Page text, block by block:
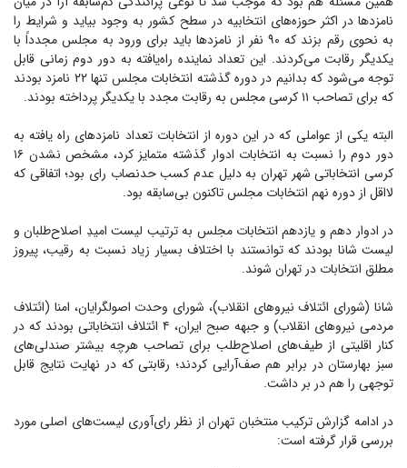
نامزد‌ها در اکثر حوزه‌های انتخابیه در سطح کشور به وجود بیاید و شرایط را
به نحوی رقم بزند که ۹۰ نفر از نامزد‌ها باید برای ورود به مجلس مجدداً با
یکدیگر رقابت می‌کردند. این تعداد نماینده راه‌یافته به دور دوم زمانی قابل
توجه می‌شود که بدانیم در دوره گذشته انتخابات مجلس تنها ۲۲ نامزد بودند
که برای تصاحب ۱۱ کرسی مجلس به رقابت مجدد با یکدیگر پرداخته بودند.
البته یکی از عواملی که در این دوره از انتخابات تعداد نامزد‌های راه یافته به
دور دوم را نسبت به انتخابات ادوار گذشته متمایز کرد، مشخص نشدن ۱۶
کرسی انتخاباتی شهر تهران به دلیل عدم کسب حدنصاب رای بود؛ اتفاقی که
لااقل از دوره نهم انتخابات مجلس تاکنون بی‌سابقه بود.
در ادوار دهم و یازدهم انتخابات مجلس به ترتیب لیست امیدِ اصلاح‌طلبان و
لیست شانا بودند که توانستند با اختلاف بسیار زیاد نسبت به رقیب، پیروز
مطلق انتخابات در تهران شوند.
شانا (شورای ائتلاف نیرو‌های انقلاب)، شورای وحدت اصولگرایان، امنا (ائتلاف
مردمی نیرو‌های انقلاب) و جبهه صبح ایران، ۴ ائتلاف انتخاباتی بودند که در
کنار اقلیتی از طیف‌های اصلاح‌طلب برای تصاحب هرچه بیشتر صندلی‌های
سبز بهارستان در برابر هم صف‌آرایی کردند؛ رقابتی که در نهایت نتایج قابل
توجهی را هم در بر داشت.
در ادامه گزارش ترکیب منتخبان تهران از نظر رای‌آوری لیست‌های اصلی مورد
بررسی قرار گرفته است: